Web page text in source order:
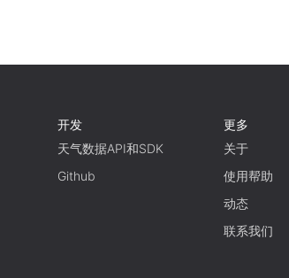
开发
天气数据API和SDK
Github
更多
关于
使用帮助
动态
联系我们